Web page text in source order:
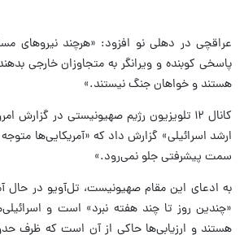
عراقچی در دهلی نو افزود: «هرچند نیروهای
پاسخی کوبنده و ویرانگر به متجاوزان خارجی
هستند و خواهان جنگ نیستند.»
کانال ۱۲ تلویزیون رژیم صهیونیستی در
ارشد اسرائیلی» گزارش داد که «آمریکایی‌ها
سمت پیشرفتی جلو نمی‌رود.»
به ادعای این مقام صهیونیست، تل‌آویو در حال
«چندین روز تا چند هفته نبرد» است و